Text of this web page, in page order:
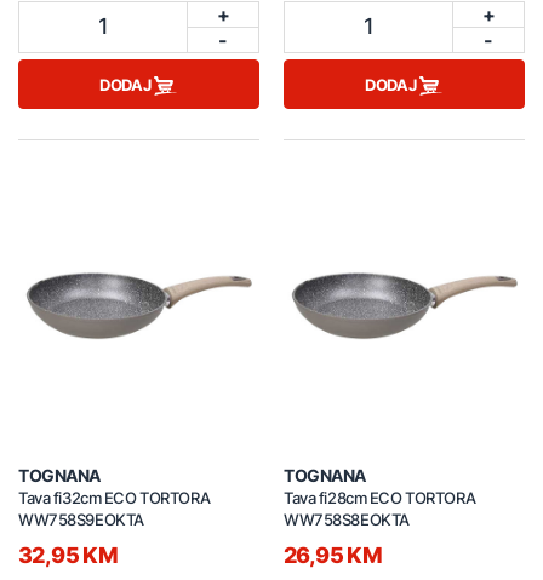
1
+
-
DODAJ
1
+
-
DODAJ
TOGNANA
Tava fi32cm ECO TORTORA
WW758S9EOKTA
32,95 KM
TOGNANA
Tava fi28cm ECO TORTORA
WW758S8EOKTA
26,95 KM